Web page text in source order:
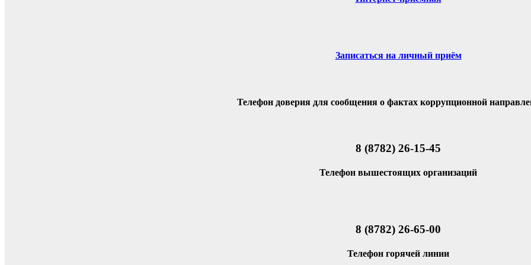
Записаться на личный приём
Телефон доверия для сообщения о фактах коррупционной
8 (8782) 26-15-45
Телефон вышестоящих организаций
8 (8782) 26-65-00
Телефон горячей линии